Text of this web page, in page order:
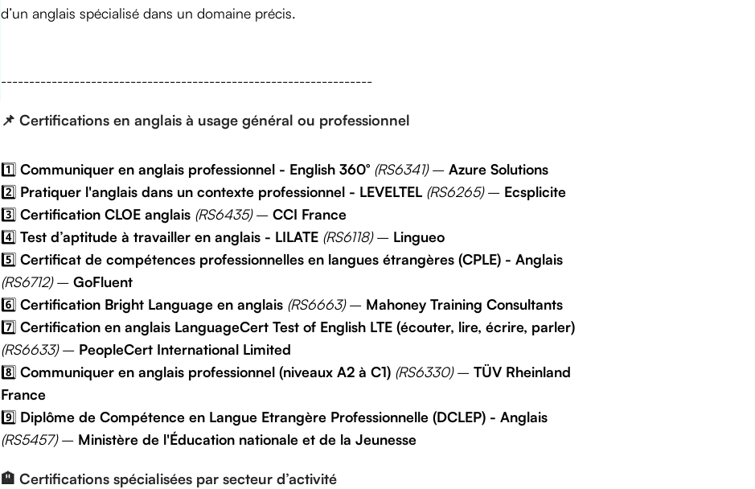
d’un anglais spécialisé dans un domaine précis.
------------------------------------------------------------------
📌 Certifications en anglais à usage général ou professionnel
1️⃣ Communiquer en anglais professionnel - English 360° (RS6341)– Azure Solutions
2️⃣ Pratiquer l'anglais dans un contexte professionnel - LEVELTEL (RS6265)– Ecsplicite
3️⃣ Certification CLOE anglais (RS6435)– CCI France
4️⃣ Test d’aptitude à travailler en anglais - LILATE (RS6118)– Lingueo
5️⃣ Certificat de compétences professionnelles en langues étrangères (CPLE) - Anglais
(RS6712)– GoFluent
6️⃣ Certification Bright Language en anglais (RS6663)– Mahoney Training Consultants
7️⃣ Certification en anglais LanguageCert Test of English LTE (écouter, lire, écrire, parler)
(RS6633)– PeopleCert International Limited
8️⃣ Communiquer en anglais professionnel (niveaux A2 à C1) (RS6330)– TÜV Rheinland
France
9️⃣ Diplôme de Compétence en Langue Etrangère Professionnelle (DCLEP) - Anglais
(RS5457)– Ministère de l'Éducation nationale et de la Jeunesse
🏨 Certifications spécialisées par secteur d’activité